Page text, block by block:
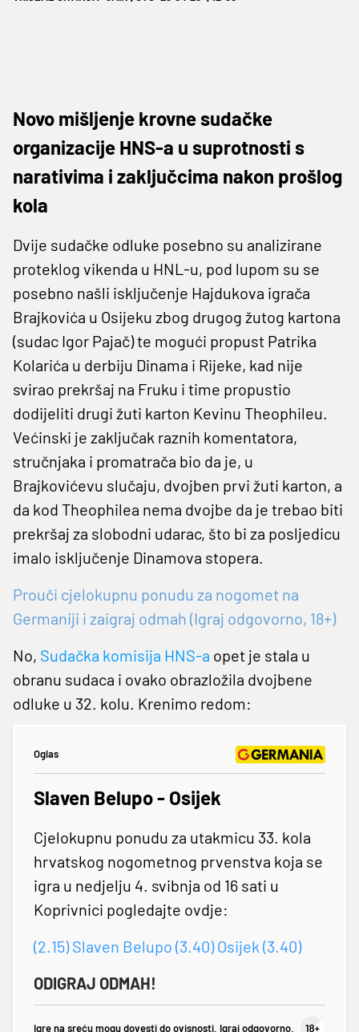
Novo mišljenje krovne sudačke
organizacije HNS-a u suprotnosti s
narativima i zaključcima nakon prošlog
kola
Dvije sudačke odluke posebno su analizirane
proteklog vikenda u HNL-u, pod lupom su se
posebno našli isključenje Hajdukova igrača
Brajkovića u Osijeku zbog drugog žutog kartona
(sudac Igor Pajač) te mogući propust Patrika
Kolarića u derbiju Dinama i Rijeke, kad nije
svirao prekršaj na Fruku i time propustio
dodijeliti drugi žuti karton Kevinu Theophileu.
Većinski je zaključak raznih komentatora,
stručnjaka i promatrača bio da je, u
Brajkovićevu slučaju, dvojben prvi žuti karton, a
da kod Theophilea nema dvojbe da je trebao biti
prekršaj za slobodni udarac, što bi za posljedicu
imalo isključenje Dinamova stopera.
Prouči cjelokupnu ponudu za nogomet na
Germaniji i zaigraj odmah (Igraj odgovorno, 18+)
No, Sudačka komisija HNS-a opet je stala u
obranu sudaca i ovako obrazložila dvojbene
odluke u 32. kolu. Krenimo redom:
Oglas
Slaven Belupo - Osijek
Cjelokupnu ponudu za utakmicu 33. kola
hrvatskog nogometnog prvenstva koja se
igra u nedjelju 4. svibnja od 16 sati u
Koprivnici pogledajte ovdje:
(2.15) Slaven Belupo (3.40) Osijek (3.40)
ODIGRAJ ODMAH!
Igre na sreću mogu dovesti do ovisnosti. Igraj odgovorno.